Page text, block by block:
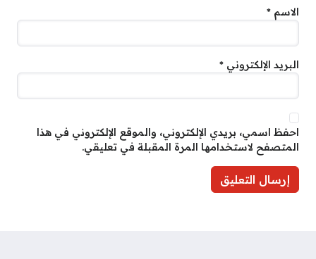
الاسم *
البريد الإلكتروني *
احفظ اسمي، بريدي الإلكتروني، والموقع الإلكتروني في هذا
المتصفح لاستخدامها المرة المقبلة في تعليقي.